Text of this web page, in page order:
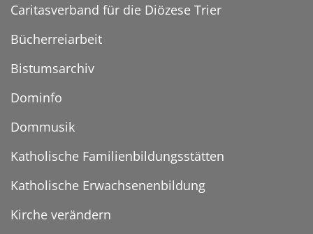
Caritasverband für die Diözese Trier
Bücherreiarbeit
Bistumsarchiv
Dominfo
Dommusik
Katholische Familienbildungsstätten
Katholische Erwachsenenbildung
Kirche verändern